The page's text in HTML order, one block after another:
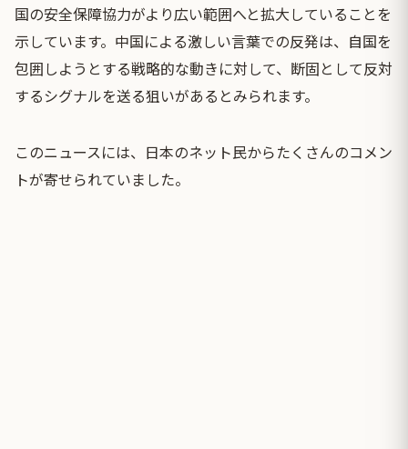
国の安全保障協力がより広い範囲へと拡大していることを
示しています。中国による激しい言葉での反発は、自国を
包囲しようとする戦略的な動きに対して、断固として反対
するシグナルを送る狙いがあるとみられます。
このニュースには、日本のネット民からたくさんのコメン
トが寄せられていました。